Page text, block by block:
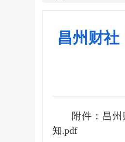
昌州财
附件： 昌
知.pdf